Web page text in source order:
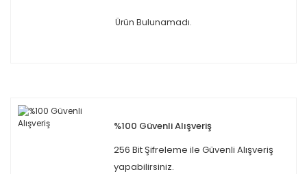
Ürün Bulunamadı.
%100 Güvenli Alışveriş
256 Bit Şifreleme ile Güvenli Alışveriş
yapabilirsiniz.